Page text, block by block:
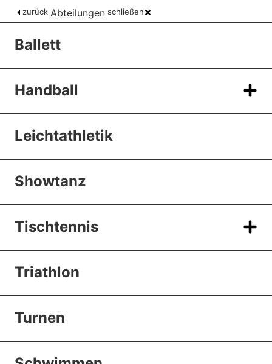
zurück Abteilungen schließen
Ballett
Handball
Leichtathletik
Showtanz
Tischtennis
Triathlon
Turnen